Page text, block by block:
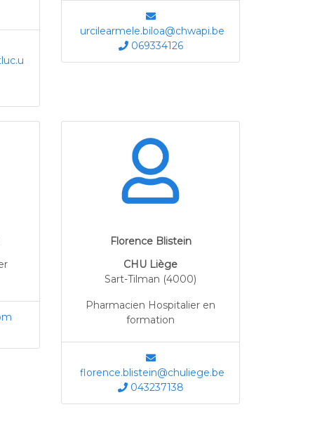
urcilearmele.biloa@chwapi.be
069334126
Florence Blistein
CHU Liège
Sart-Tilman (4000)
Pharmacien Hospitalier en
formation
florence.blistein@chuliege.be
043237138